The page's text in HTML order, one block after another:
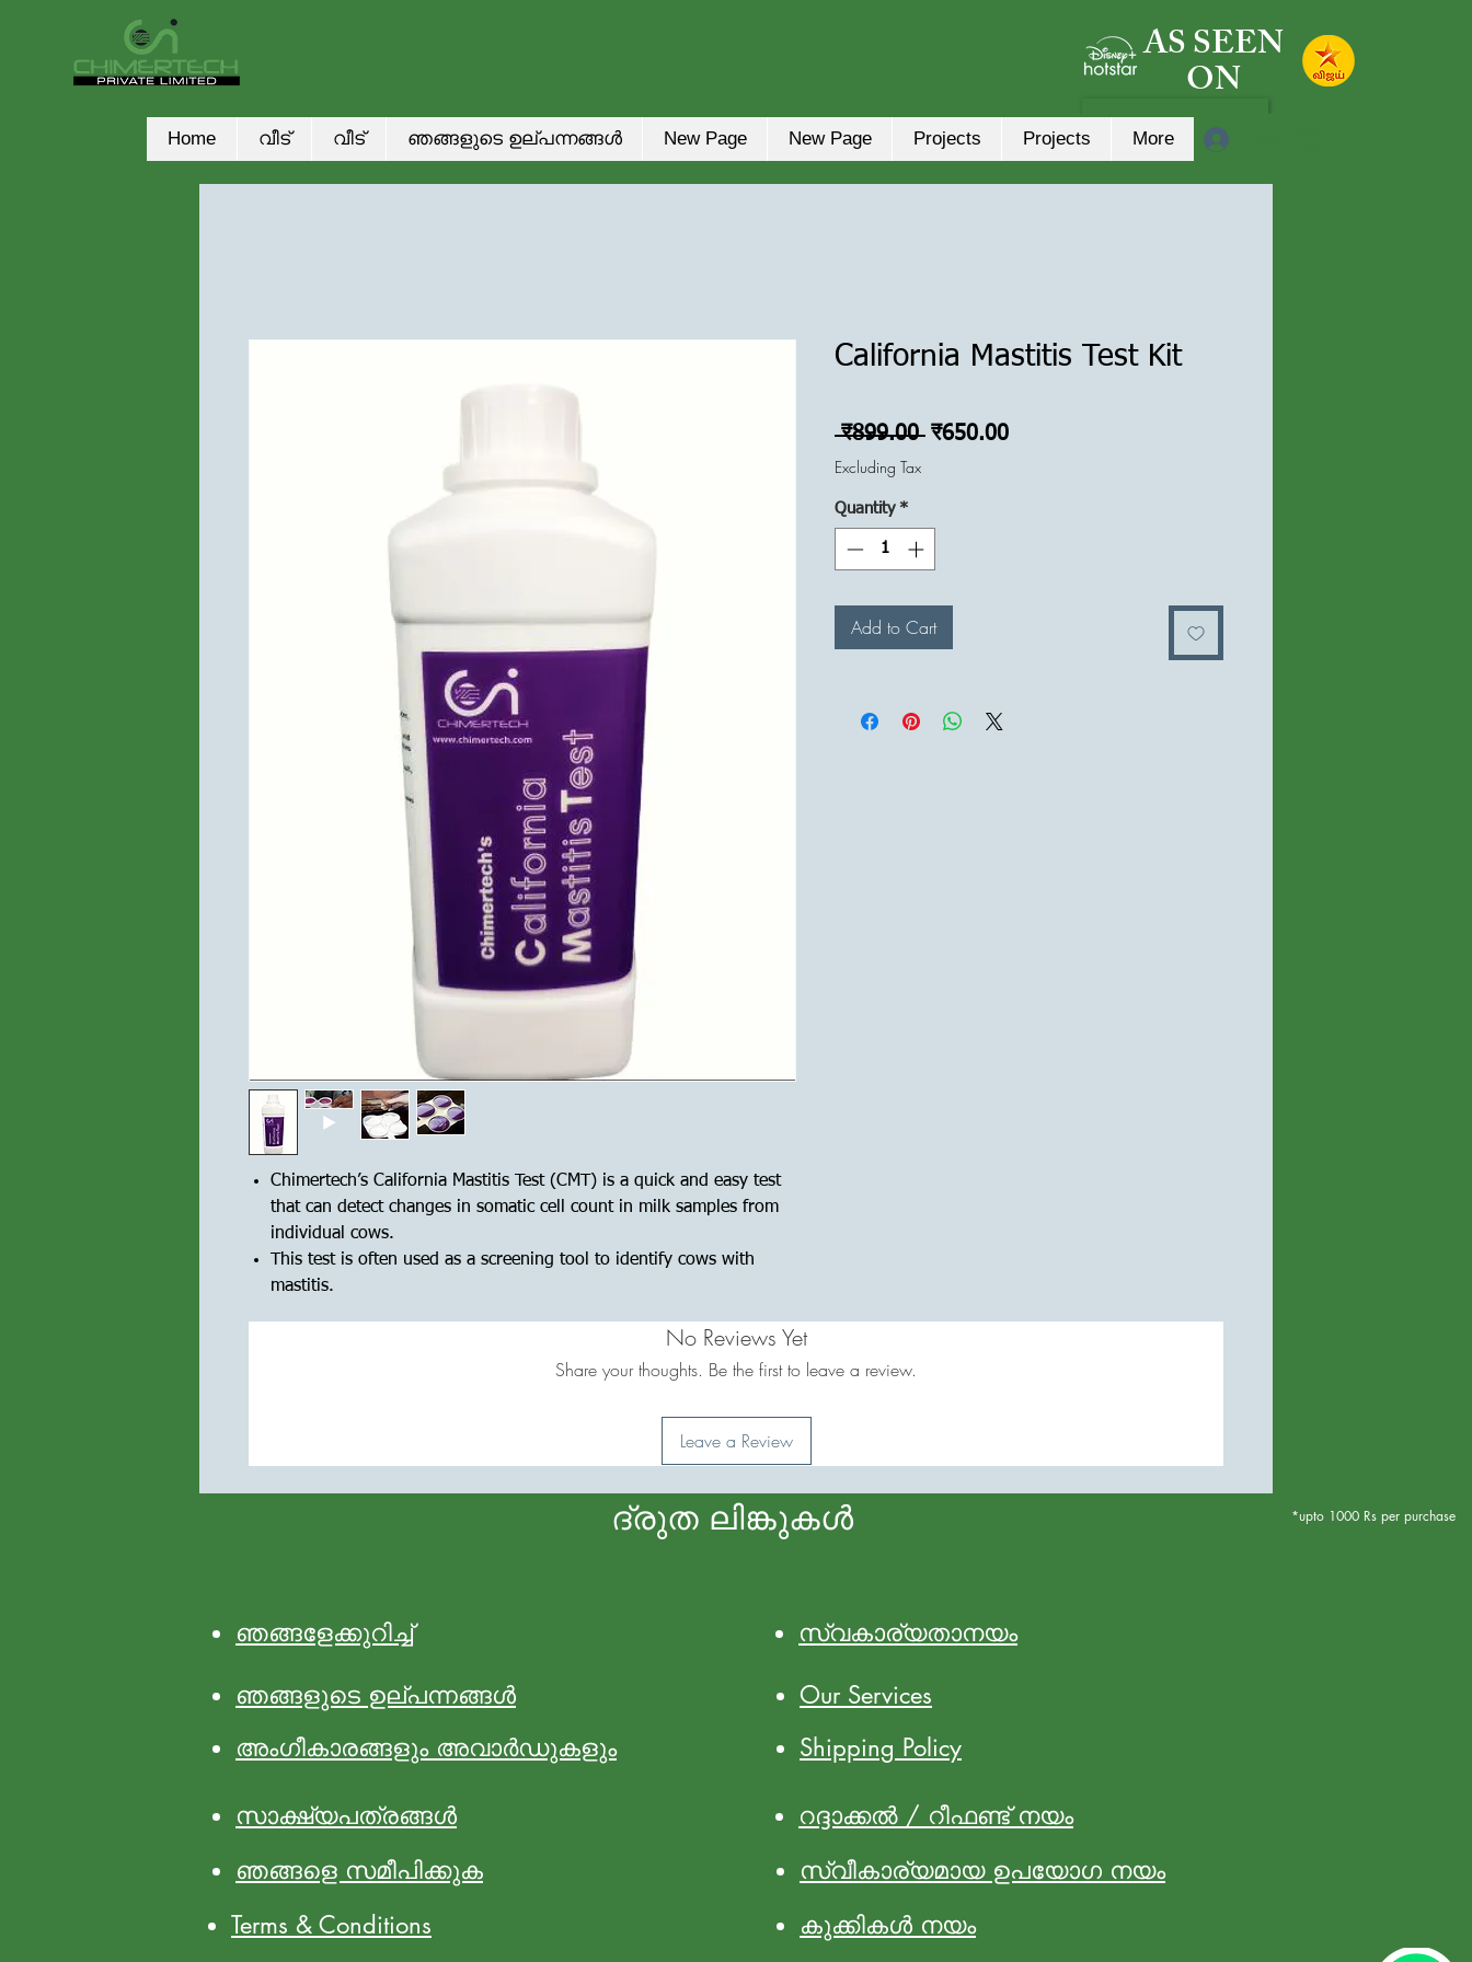
AS SEEN
ON
Home വീട് വീട് ഞങ്ങളുടെ ഉല്പന്നങ്ങൾ New Page New Page Projects Projects More
Chimertech’s California Mastitis Test (CMT) is a quick and easy test
that can detect changes in somatic cell count in milk samples from
individual cows.
This test is often used as a screening tool to identify cows with
mastitis.
California Mastitis Test Kit
₹899.00 Regular
₹650.00Sale
Excluding Tax
Quantity *
Add to Cart
No Reviews Yet
Share your thoughts. Be the first to leave a review.
Leave a Review
ദ്രുത ലിങ്കുകൾ *upto 1000 Rs per purchase
ഞങ്ങളേക്കുറിച്ച്
ഞങ്ങളുടെ ഉല്പന്നങ്ങൾ
അംഗീകാരങ്ങളും അവാർഡുകളും
സാക്ഷ്യപത്രങ്ങൾ
ഞങ്ങളെ സമീപിക്കുക
Terms & Conditions
സ്വകാര്യതാനയം
Our Services
Shipping Policy
റദ്ദാക്കൽ / റീഫണ്ട് നയം
സ്വീകാര്യമായ ഉപയോഗ നയം
കുക്കികൾ നയം